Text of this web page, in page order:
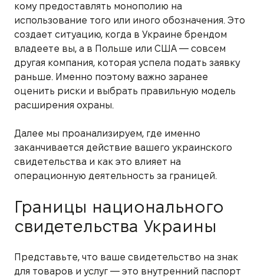
кому предоставлять монополию на
использование того или иного обозначения. Это
создает ситуацию, когда в Украине брендом
владеете вы, а в Польше или США — совсем
другая компания, которая успела подать заявку
раньше. Именно поэтому важно заранее
оценить риски и выбрать правильную модель
расширения охраны.
Далее мы проанализируем, где именно
заканчивается действие вашего украинского
свидетельства и как это влияет на
операционную деятельность за границей.
Границы национального
свидетельства Украины
Представьте, что ваше свидетельство на знак
для товаров и услуг — это внутренний паспорт